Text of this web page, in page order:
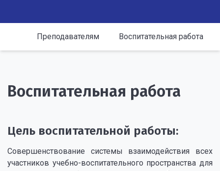
Преподавателям Воспитательная работа
Воспитательная работа
Цель воспитательной работы:
Совершенствование системы взаимодействия всех
участников учебно-воспитательного пространства для